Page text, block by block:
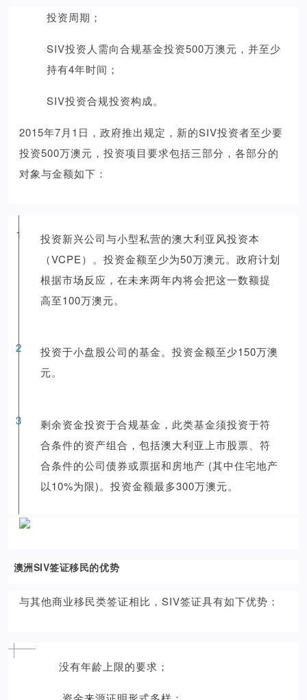
投资周期；
SIV投资人需向合规基金投资500万澳元，并至少
持有4年时间；
SIV投资合规投资构成。
2015年7月1日，政府推出规定，新的SIV投资者至少要
投资500万澳元，投资项目要求包括三部分，各部分的
对象与金额如下：
1
投资新兴公司与小型私营的澳大利亚风投资本
（VCPE）。投资金额至少为50万澳元。政府计划
根据市场反应，在未来两年内将会把这一数额提
高至100万澳元。
2
投资于小盘股公司的基金。投资金额至少150万澳
元。
3
剩余资金投资于合规基金，此类基金须投资于符
合条件的资产组合，包括澳大利亚上市股票、符
合条件的公司债券或票据和房地产 (其中住宅地产
以10%为限)。投资金额最多300万澳元。
澳洲SIV签证移民的优势
与其他商业移民类签证相比，SIV签证具有如下优势：
没有年龄上限的要求；